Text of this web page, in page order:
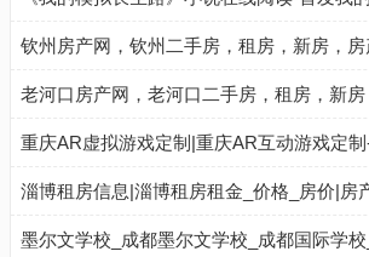
重庆AR虚拟游戏定制|重庆AR互动游戏定
淄博租房信息|淄博租房租金_价格_房价|房